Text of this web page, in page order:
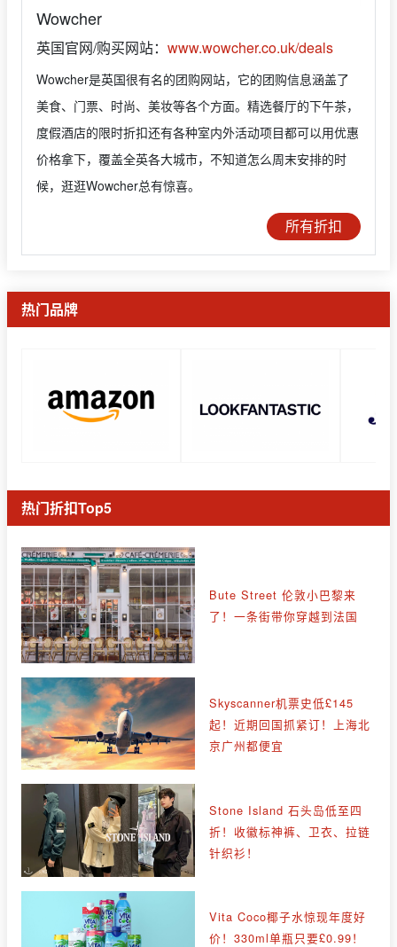
Wowcher
英国官网/购买网站： www.wowcher.co.uk/deals
Wowcher是英国很有名的团购网站，它的团购信息涵盖了
美食、门票、时尚、美妆等各个方面。精选餐厅的下午茶，
度假酒店的限时折扣还有各种室内外活动项目都可以用优惠
价格拿下，覆盖全英各大城市，不知道怎么周末安排的时
候，逛逛Wowcher总有惊喜。
所有折扣
热门品牌
热门折扣Top5
Bute Street 伦敦小巴黎来
了！一条街带你穿越到法国
Skyscanner机票史低£145
起！近期回国抓紧订！上海北
京广州都便宜
Stone Island 石头岛低至四
折！收徽标神裤、卫衣、拉链
针织衫！
Vita Coco椰子水惊现年度好
价！330ml单瓶只要£0.99！